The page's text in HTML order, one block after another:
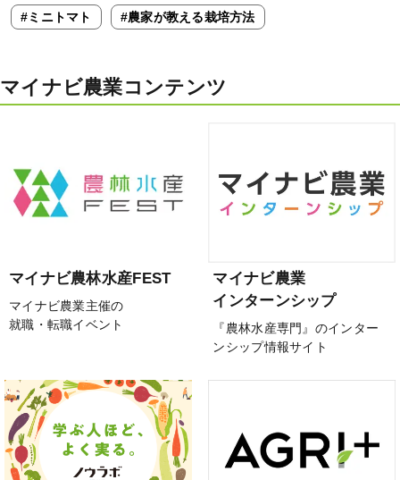
#ミニトマト #農家が教える栽培方法
マイナビ農業コンテンツ
マイナビ農林水産FEST
マイナビ農業主催の
就職・転職イベント
マイナビ農業
インターンシップ
『農林水産専門』のインター
ンシップ情報サイト